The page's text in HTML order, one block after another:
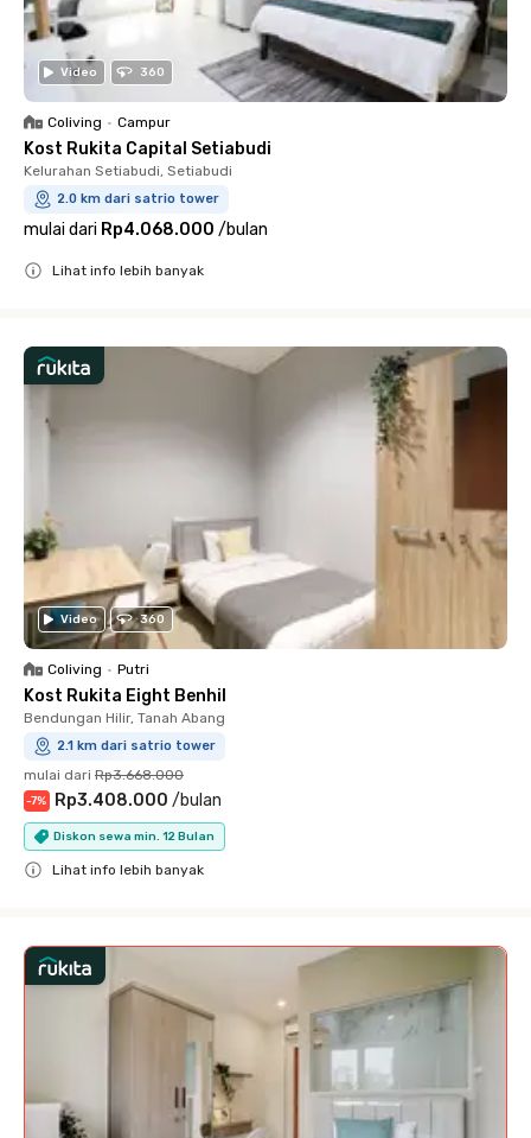
Video 360
Coliving • Campur
Kost Rukita Capital Setiabudi
Kelurahan Setiabudi, Setiabudi
2.0 km dari satrio tower
mulai dari Rp4.068.000 /bulan
Lihat info lebih banyak
Video 360
Coliving • Putri
Kost Rukita Eight Benhil
Bendungan Hilir, Tanah Abang
2.1 km dari satrio tower
mulai dari Rp3.668.000
-7% Rp3.408.000 /bulan
Diskon sewa min. 12 Bulan
Lihat info lebih banyak